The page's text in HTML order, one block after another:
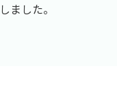
ました。